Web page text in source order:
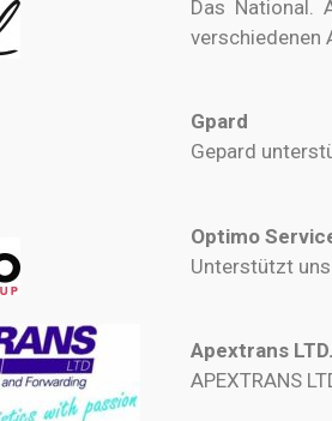
Das National.
verschiedenen
Gpard
Gepard
Optimo
Unterstützt
Apextrans LTD.
APEXTRANS